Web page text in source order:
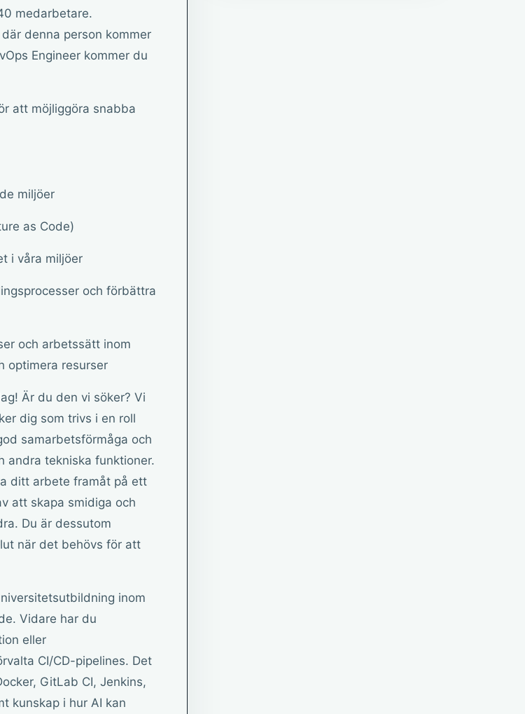
medarbetare.
denna person kommer
Engineer kommer du
att möjliggöra snabba
miljöer
as Code)
i våra miljöer
och förbättra
och arbetssätt inom
optimera resurser
Är du den vi söker? Vi
dig som trivs i en roll
samarbetsförmåga och
andra tekniska funktioner.
ditt arbete framåt på ett
att skapa smidiga och
Du är dessutom
när det behövs för att
inom
Vidare har du
eller
CI/CD-pipelines. Det
GitLab CI, Jenkins,
kunskap i hur AI kan